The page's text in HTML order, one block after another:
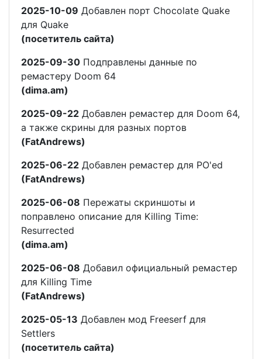
2025-10-09 Добавлен порт Chocolate Quake
для Quake
(посетитель сайта)
2025-09-30 Подправлены данные по
ремастеру Doom 64
(dima.am)
2025-09-22 Добавлен ремастер для Doom 64,
а также скрины для разных портов
(FatAndrews)
2025-06-22 Добавлен ремастер для PO'ed
(FatAndrews)
2025-06-08 Пережаты скриншоты и
поправлено описание для Killing Time:
Resurrected
(dima.am)
2025-06-08 Добавил официальный ремастер
для Killing Time
(FatAndrews)
2025-05-13 Добавлен мод Freeserf для
Settlers
(посетитель сайта)